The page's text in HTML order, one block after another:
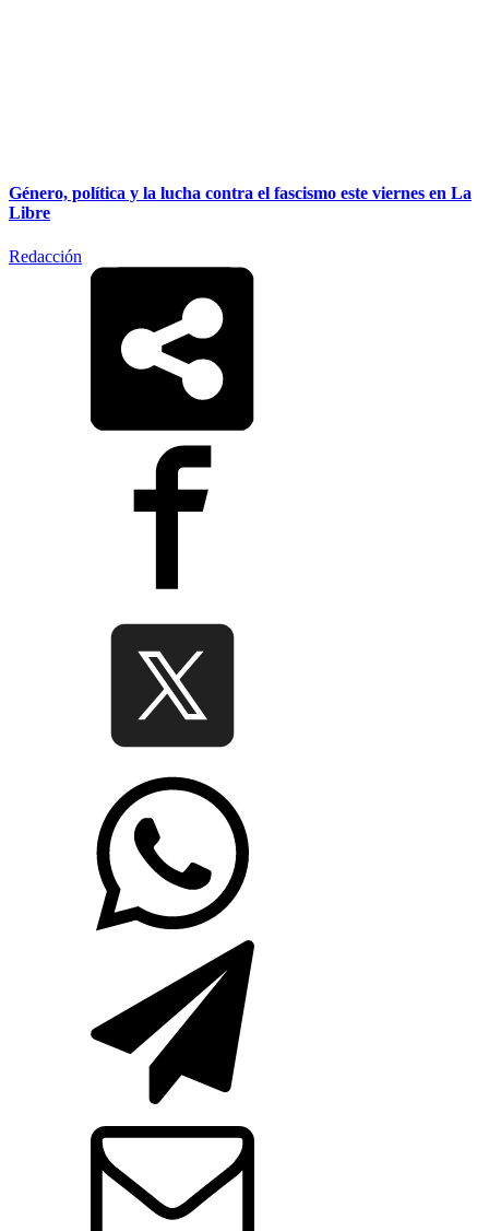
Género, política y la lucha contra el fascismo este viernes en La
Libre
Redacción